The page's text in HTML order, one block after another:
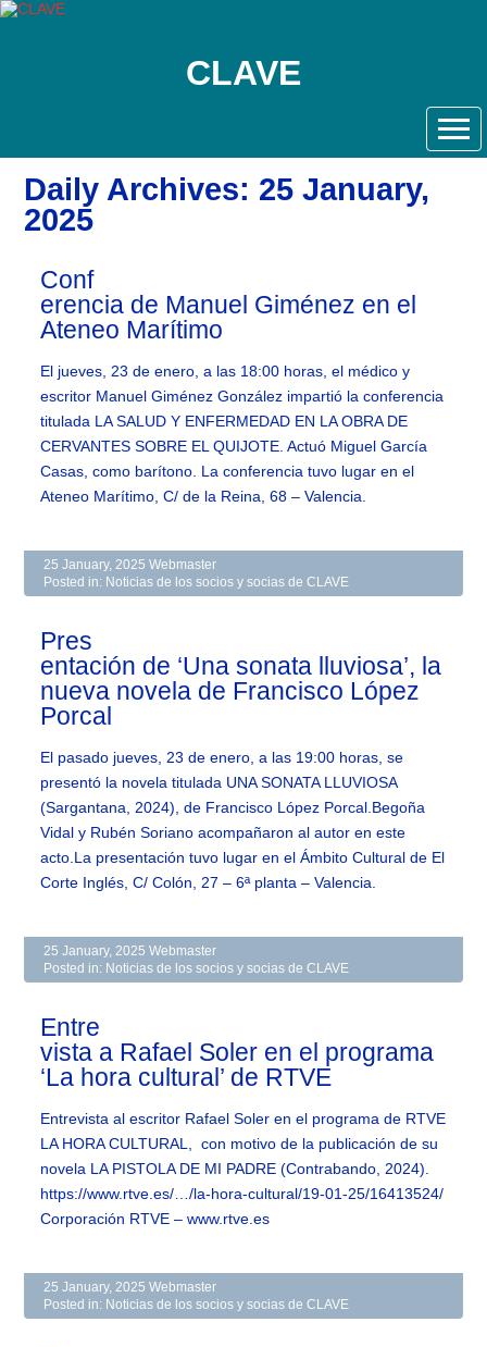
CLAVE
Daily Archives: 25 January,
2025
Conf
erencia de Manuel Giménez en el
Ateneo Marítimo
El jueves, 23 de enero, a las 18:00 horas, el médico y
escritor Manuel Giménez González impartió la conferencia
titulada LA SALUD Y ENFERMEDAD EN LA OBRA DE
CERVANTES SOBRE EL QUIJOTE. Actuó Miguel García
Casas, como barítono. La conferencia tuvo lugar en el
Ateneo Marítimo, C/ de la Reina, 68 – Valencia.
25 January, 2025 Webmaster
Posted in: Noticias de los socios y socias de CLAVE
Pres
entación de ‘Una sonata lluviosa’, la
nueva novela de Francisco López
Porcal
El pasado jueves, 23 de enero, a las 19:00 horas, se
presentó la novela titulada UNA SONATA LLUVIOSA
(Sargantana, 2024), de Francisco López Porcal.Begoña
Vidal y Rubén Soriano acompañaron al autor en este
acto.La presentación tuvo lugar en el Ámbito Cultural de El
Corte Inglés, C/ Colón, 27 – 6ª planta – Valencia.
25 January, 2025 Webmaster
Posted in: Noticias de los socios y socias de CLAVE
Entre
vista a Rafael Soler en el programa
‘La hora cultural’ de RTVE
Entrevista al escritor Rafael Soler en el programa de RTVE
LA HORA CULTURAL, con motivo de la publicación de su
novela LA PISTOLA DE MI PADRE (Contrabando, 2024).
https://www.rtve.es/…/la-hora-cultural/19-01-25/16413524/
Corporación RTVE – www.rtve.es
25 January, 2025 Webmaster
Posted in: Noticias de los socios y socias de CLAVE